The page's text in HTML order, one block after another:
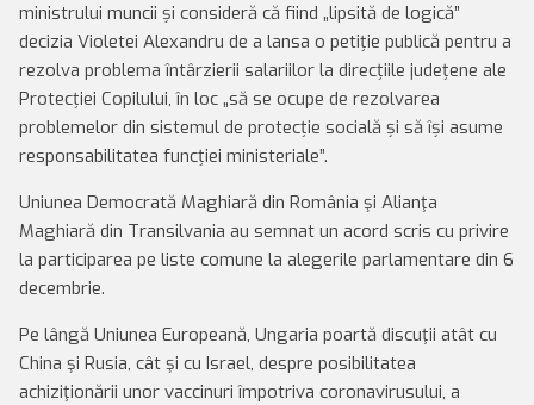
ministrului muncii și consideră că fiind „lipsită de logică”
decizia Violetei Alexandru de a lansa o petiție publică pentru a
rezolva problema întârzierii salariilor la direcțiile județene ale
Protecției Copilului, în loc „să se ocupe de rezolvarea
problemelor din sistemul de protecție socială și să își asume
responsabilitatea funcției ministeriale”.
Uniunea Democrată Maghiară din România şi Alianţa
Maghiară din Transilvania au semnat un acord scris cu privire
la participarea pe liste comune la alegerile parlamentare din 6
decembrie.
Pe lângă Uniunea Europeană, Ungaria poartă discuţii atât cu
China şi Rusia, cât şi cu Israel, despre posibilitatea
achiziţionării unor vaccinuri împotriva coronavirusului, a